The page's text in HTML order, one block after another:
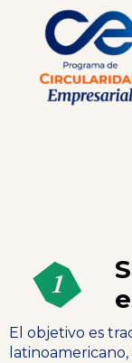
El objetivo es
latinoamericano,